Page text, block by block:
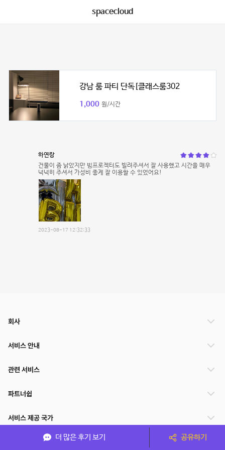
spacecloud
강남 룸 파티 단독[클래스룸302
1,000 원/시간
하연랑
건물이 좀 낡았지만 빔프로젝터도 빌려주셔서 잘 사용했고 시간을 매우
넉넉히 주셔서 가성비 좋게 잘 이용할 수 있었어요!
2023-08-17 12:32:33
더 많은 후기 보기 공유하기
회사
서비스 안내
관련 서비스
파트너쉽
서비스 제공 국가